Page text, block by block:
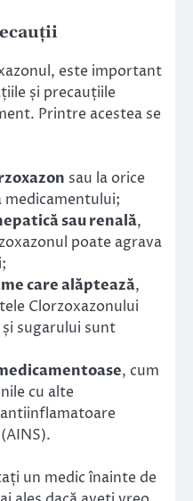
este important
și precauțiile
Printre acestea se
sau la orice
medicamentului;
sau renală,
poate agrava
care alăptează,
Clorzoxazonului
sugarului sunt
, cum
cu alte
un medic înainte de